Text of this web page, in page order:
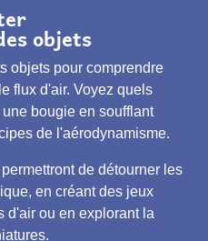
objets
objets pour comprendre
flux d'air. Voyez quels
bougie en soufflant
de l'aérodynamisme.
de détourner les
en créant des jeux
d'air ou en explorant la